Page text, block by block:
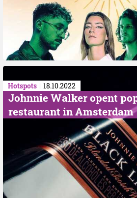
Hotspots 18.10.2022
Johnnie Walker opent
restaurant in Amsterdam